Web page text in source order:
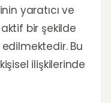
yaratıcı ve
bir şekilde
Bu
ilişkilerinde